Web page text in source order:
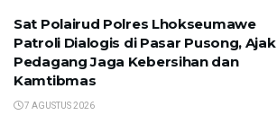
Sat Polairud Polres Lhokseumawe
Patroli Dialogis di Pasar Pusong, Ajak
Pedagang Jaga Kebersihan dan
Kamtibmas
7 AGUSTUS 2026